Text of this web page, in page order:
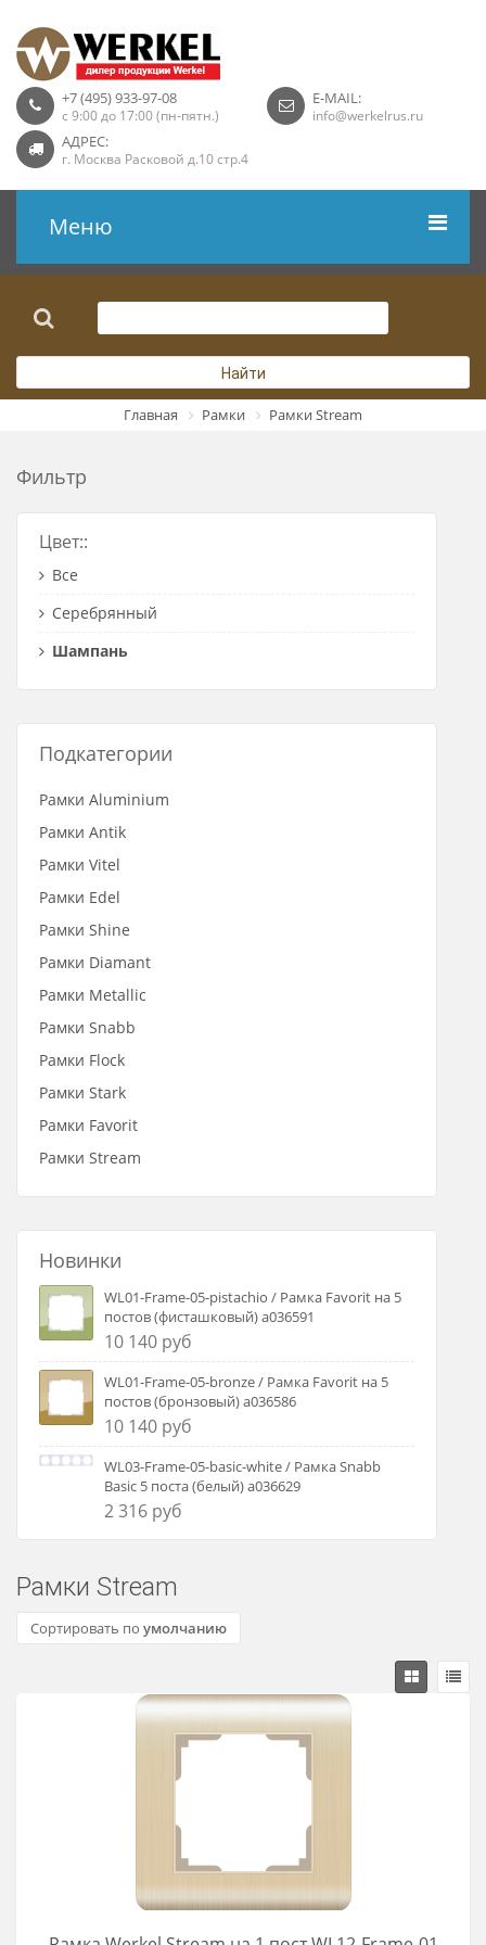
+7 (495) 933-97-08
с 9:00 до 17:00 (пн-пятн.)
E-MAIL:
info@werkelrus.ru
АДРЕС:
г. Москва Расковой д.10 стр.4
Меню
Розетки USB
Розетки Интернет/Телефон
Розетки акустика
Найти
Главная Рамки Рамки Stream
Фильтр
Цвет::
Все
Серебрянный
Шампань
Подкатегории
Рамки Aluminium
Рамки Antik
Рамки Vitel
Рамки Edel
Рамки Shine
Рамки Diamant
Рамки Metallic
Рамки Snabb
Рамки Flock
Рамки Stark
Рамки Favorit
Рамки Stream
Новинки
WL01-Frame-05-pistachio / Рамка Favorit на 5
постов (фисташковый) a036591
10 140 руб
WL01-Frame-05-bronze / Рамка Favorit на 5
постов (бронзовый) a036586
10 140 руб
WL03-Frame-05-basic-white / Рамка Snabb
Basic 5 поста (белый) a036629
2 316 руб
Рамки Stream
Сортировать по умолчанию